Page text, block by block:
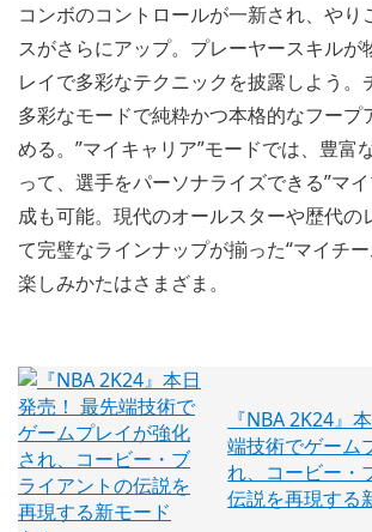
コンボのコントロールが一新され、やり
スがさらにアップ。プレーヤースキルが
レイで多彩なテクニックを披露しよう。
多彩なモードで純粋かつ本格的なフープ
める。”マイキャリア”モードでは、豊富
って、選手をパーソナライズできる”マ
成も可能。現代のオールスターや歴代の
て完璧なラインナップが揃った“マイチー
楽しみかたはさまざま。
『NBA 2K24』
端技術でゲーム
れ、コービー・
伝説を再現する